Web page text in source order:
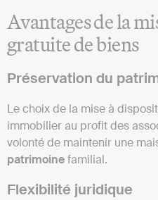
Avantages de la
gratuite de biens
Préservation du
Le choix de la mise à
immobilier au profit des
volonté de maintenir une
patrimoinefamilial​​.
Flexibilité juridique